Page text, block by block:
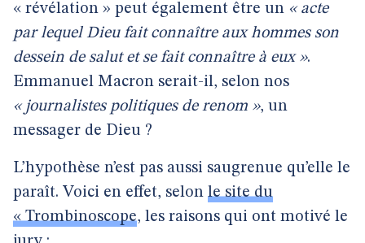
« révélation » peut également être un « acte
par lequel Dieu fait connaître aux hommes son
dessein de salut et se fait connaître à eux ».
Emmanuel Macron serait-il, selon nos
« journalistes politiques de renom », un
messager de Dieu ?
L’hypothèse n’est pas aussi saugrenue qu’elle le
paraît. Voici en effet, selon le site du
« Trombinoscope, les raisons qui ont motivé le